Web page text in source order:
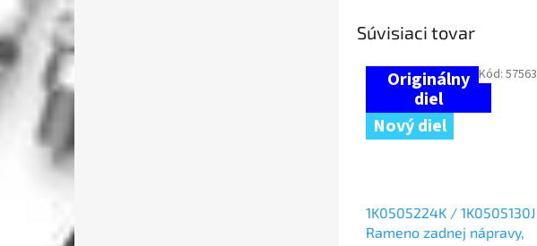
Súvisiaci tovar
Nový diel
1K0505224K / 1K0505130J
Rameno zadnej nápravy,
Kód: 57563